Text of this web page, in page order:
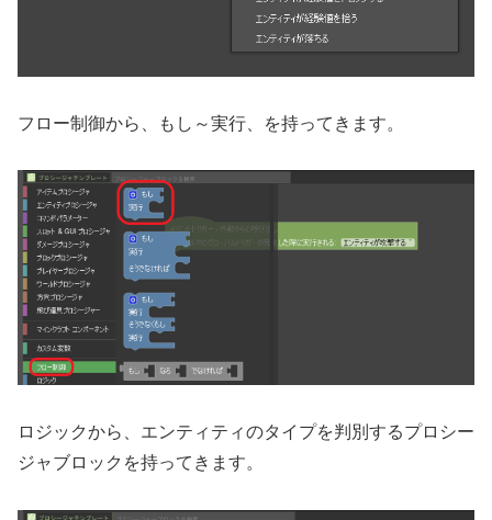
フロー制御から、もし～実行、を持ってきます。
ロジックから、エンティティのタイプを判別するプロシー
ジャブロックを持ってきます。